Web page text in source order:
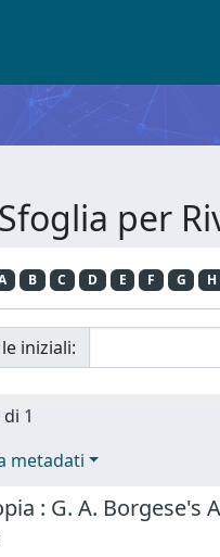
Sfoglia per
B C D E F G H
iniziali:
1
metadati
: G. A. Borgese's